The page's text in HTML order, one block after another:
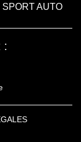
AUTO
: